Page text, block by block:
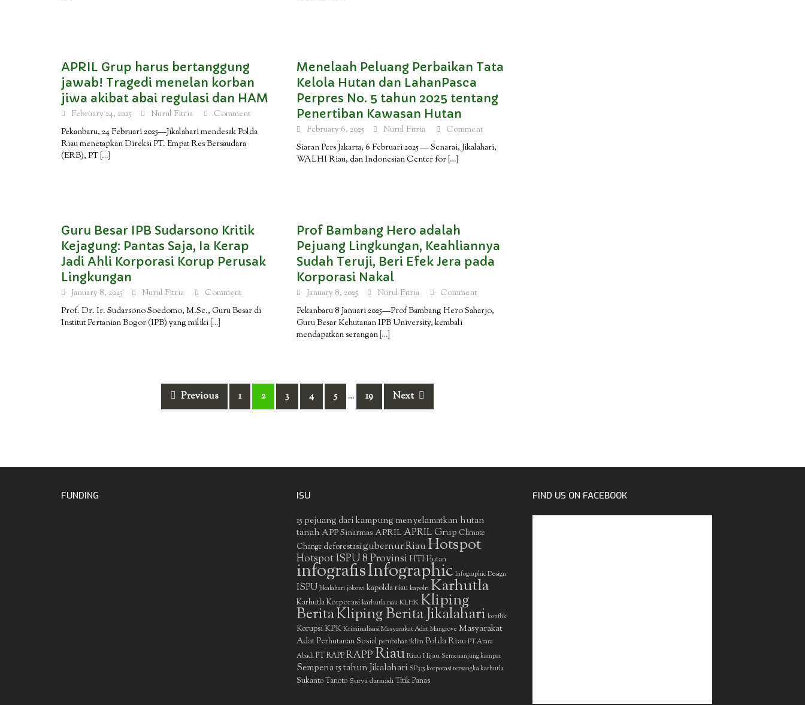
APRIL Grup harus bertanggung
jawab! Tragedi menelan korban
jiwa akibat abai regulasi dan HAM
February 24, 2025 Nurul Fitria
Comment
Pekanbaru, 24 Februari 2025—Jikalahari mendesak Polda
Riau menetapkan Direksi PT. Empat Res Bersaudara
(ERB), PT […]
Menelaah Peluang Perbaikan Tata
Kelola Hutan dan LahanPasca
Perpres No. 5 tahun 2025 tentang
Penertiban Kawasan Hutan
February 6, 2025 Nurul Fitria
Comment
Siaran Pers Jakarta, 6 Februari 2025 — Senarai, Jikalahari,
WALHI Riau, dan Indonesian Center for […]
Guru Besar IPB Sudarsono Kritik
Kejagung: Pantas Saja, Ia Kerap
Jadi Ahli Korporasi Korup Perusak
Lingkungan
January 8, 2025 Nurul Fitria
Comment
Prof. Dr. Ir. Sudarsono Soedomo, M.Sc., Guru Besar di
Institut Pertanian Bogor (IPB) yang miliki […]
Prof Bambang Hero adalah
Pejuang Lingkungan, Keahliannya
Sudah Teruji, Beri Efek Jera pada
Korporasi Nakal
January 8, 2025 Nurul Fitria
Comment
Pekanbaru 8 Januari 2025—Prof Bambang Hero Saharjo,
Guru Besar Kehutanan IPB University, kembali
mendapatkan serangan […]
Previous 1 2 3 4 5 … 19 Next
FUNDING ISU
15 pejuang dari kampung menyelamatkan hutan
tanah APP Sinarmas APRIL APRIL Grup Climate
Change deforestasigubernur RiauHotspot
Hotspot ISPU 8 ProvinsiHTIHutan
infografisInfographic Infographic Design
ISPU Jikalahari jokowi kapolda riau kapolri Karhutla
Karhutla Korporasi karhutla riau KLHKKliping
BeritaKliping Berita Jikalahari konflik
Korupsi KPK Kriminalisasi Masyarakat Adat Mangrove Masyarakat
AdatPerhutanan Sosial perubahan iklim Polda Riau PT Arara
Abadi PT RAPPRAPPRiauRiau Hijau Semenanjung kampar
Sempena 15 tahun Jikalahari SP3 15 korporasi tersangka karhutla
Sukanto Tanoto Surya darmadiTitik Panas
FIND US ON FACEBOOK